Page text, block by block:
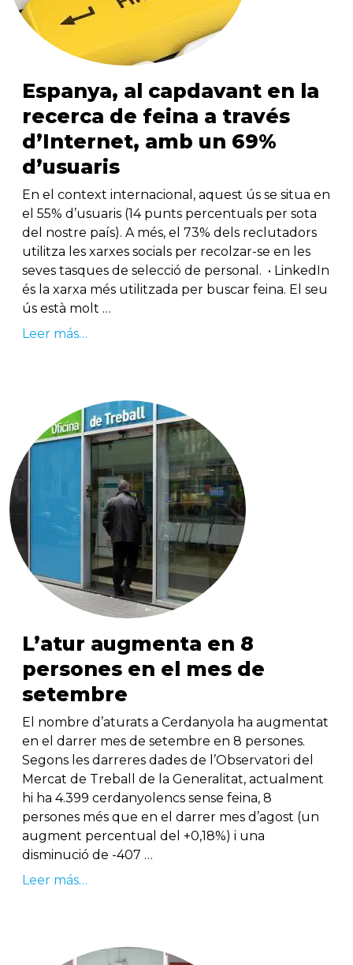
Espanya, al capdavant en la
recerca de feina a través
d’Internet, amb un 69%
d’usuaris
En el context internacional, aquest ús se situa en
el 55% d’usuaris (14 punts percentuals per sota
del nostre país). A més, el 73% dels reclutadors
utilitza les xarxes socials per recolzar-se en les
seves tasques de selecció de personal. • LinkedIn
és la xarxa més utilitzada per buscar feina. El seu
ús està molt …
Leer más…
L’atur augmenta en 8
persones en el mes de
setembre
El nombre d’aturats a Cerdanyola ha augmentat
en el darrer mes de setembre en 8 persones.
Segons les darreres dades de l’Observatori del
Mercat de Treball de la Generalitat, actualment
hi ha 4.399 cerdanyolencs sense feina, 8
persones més que en el darrer mes d’agost (un
augment percentual del +0,18%) i una
disminució de -407 …
Leer más…